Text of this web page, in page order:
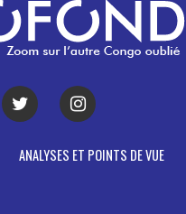
ANALYSES ET POINTS DE VUE